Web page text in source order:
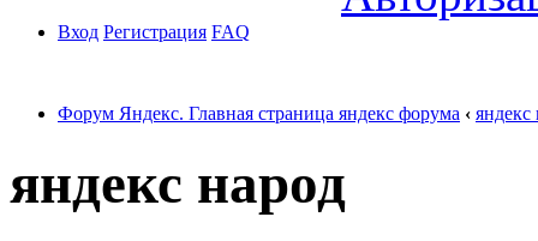
Вход Регистрация FAQ
Форум Яндекс. Главная страница яндекс форума ‹ яндекс
яндекс народ